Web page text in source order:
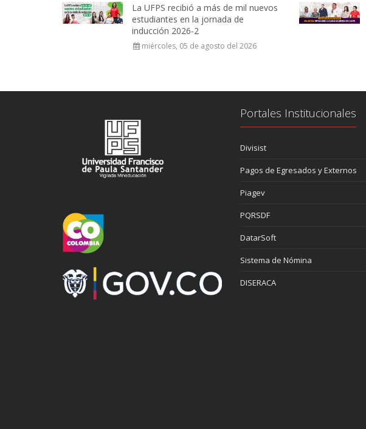
La UFPS recibió a más de mil nuevos
estudiantes en la jornada de
inducción 2026-2
miércoles, 05 de agosto del 2026
Portales Institucionales
Divisist
Pagos de Egresados y Externos
Piagev
PQRSDF
DatarSoft
Sistema de Nómina
DISERACA